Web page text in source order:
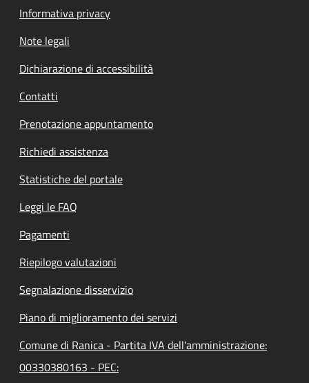
Informativa privacy
Note legali
Dichiarazione di accessibilità
Contatti
Prenotazione appuntamento
Richiedi assistenza
Statistiche del portale
Leggi le FAQ
Pagamenti
Riepilogo valutazioni
Segnalazione disservizio
Piano di miglioramento dei servizi
Comune di Ranica - Partita IVA dell'amministrazione:
00330380163 - PEC: